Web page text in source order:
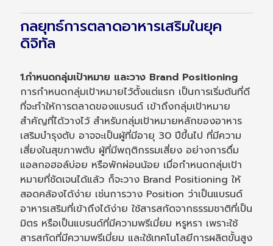
กลยุทธ์การตลาดอาหารเสริมในยุค
ดิจิทัล
1.กำหนดกลุ่มเป้าหมาย และวาง Brand Positioning
การกำหนดกลุ่มเป้าหมายไว้ตั้งแต่แรก เป็นการเริ่มต้นที่ดี
ที่จะทำให้การตลาดของแบรนด์ เข้าถึงกลุ่มเป้าหมาย
สำคัญที่ได้วางไว้ สำหรับกลุ่มเป้าหมายหลักของอาหาร
เสริมบำรุงตับ อาจจะเป็นผู้ที่มีอายุ 30 ปีขึ้นไป ที่มีความ
เสี่ยงในสุขภาพตับ ผู้ที่มีพฤติกรรมเสี่ยง อย่างการดื่ม
แอลกอฮอล์บ่อย หรือพักผ่อนน้อย เมื่อกำหนดกลุ่มเป้า
หมายที่ชัดเจนได้แล้ว ก็จะวาง Brand Positioning ให้
สอดคล้องได้ง่าย เช่นการวาง Position ว่าเป็นแบรนด์
อาหารเสริมที่เข้าถึงได้ง่าย ใช้สารสกัดจากธรรมชาติที่เป็น
มิตร หรือเป็นแบรนด์ที่มีความพรีเมี่ยม หรูหรา เพราะใช้
สารสกัดที่มีความพรีเมี่ยม และใช้เทคโนโลยีการผลิตขั้นสูง